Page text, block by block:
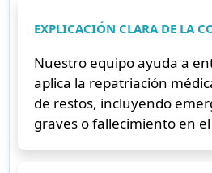
EXPLICACIÓN CLARA DE LA
Nuestro equipo ayuda a
aplica la repatriación
de restos, incluyendo
graves o fallecimiento en